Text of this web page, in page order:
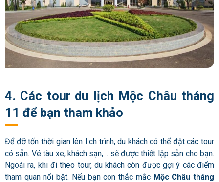
4. Các tour du lịch Mộc Châu tháng
11 để bạn tham khảo
Để đỡ tốn thời gian lên lịch trình, du khách có thể đặt các tour
có sẵn. Vé tàu xe, khách sạn,… sẽ được thiết lập sẵn cho bạn.
Ngoài ra, khi đi theo tour, du khách còn được gợi ý các điểm
tham quan nổi bật. Nếu bạn còn thắc mắcMộc Châu tháng